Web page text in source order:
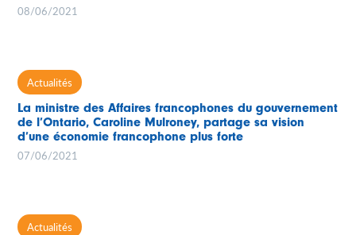
08/06/2021
Actualités
La ministre des Affaires francophones du gouvernement
de l’Ontario, Caroline Mulroney, partage sa vision
d’une économie francophone plus forte
07/06/2021
Actualités